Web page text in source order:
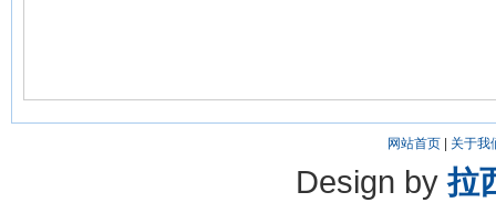
网站首页| 关于我
Design by拉